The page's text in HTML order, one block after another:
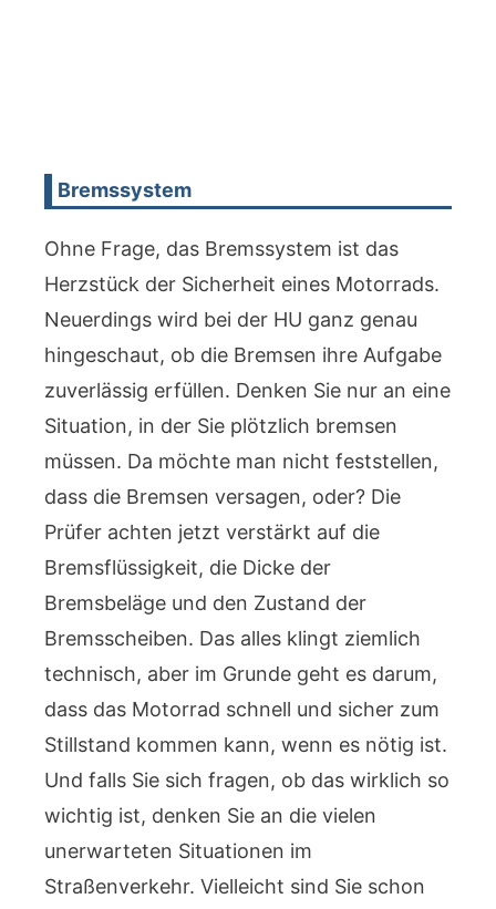
Bremssystem
Ohne Frage, das Bremssystem ist das
Herzstück der Sicherheit eines Motorrads.
Neuerdings wird bei der HU ganz genau
hingeschaut, ob die Bremsen ihre Aufgabe
zuverlässig erfüllen. Denken Sie nur an eine
Situation, in der Sie plötzlich bremsen
müssen. Da möchte man nicht feststellen,
dass die Bremsen versagen, oder? Die
Prüfer achten jetzt verstärkt auf die
Bremsflüssigkeit, die Dicke der
Bremsbeläge und den Zustand der
Bremsscheiben. Das alles klingt ziemlich
technisch, aber im Grunde geht es darum,
dass das Motorrad schnell und sicher zum
Stillstand kommen kann, wenn es nötig ist.
Und falls Sie sich fragen, ob das wirklich so
wichtig ist, denken Sie an die vielen
unerwarteten Situationen im
Straßenverkehr. Vielleicht sind Sie schon